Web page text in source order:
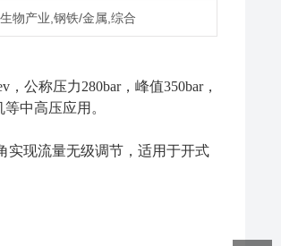
物产业,钢铁/金属,综合
公称压力280bar，峰值350bar，
中高压应用。
实现流量无级调节，适用于开式